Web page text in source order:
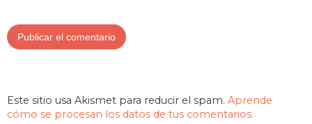
Este sitio usa Akismet para reducir el spam. Aprende
cómo se procesan los datos de tus comentarios.